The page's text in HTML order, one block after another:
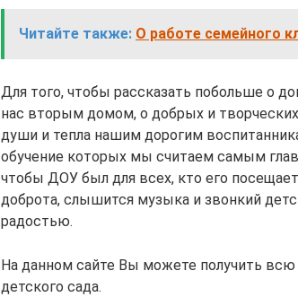
Читайте также: О работе семейного
Для того, чтобы рассказать побольше о
нас вторым домом, о добрых и
души и тепла нашим дорогим
обучение которых мы считаем самым
чтобы ДОУ был для всех, кто его
доброта, слышится музыка и звонкий
радостью.
На данном сайте Вы можете получить
детского сада.